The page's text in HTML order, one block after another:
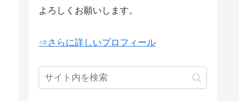
よろしくお願いします。
⇒さらに詳しいプロフィール